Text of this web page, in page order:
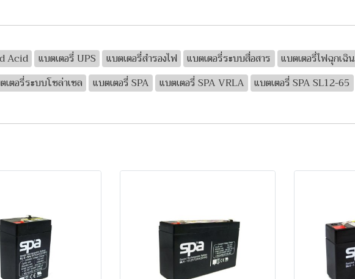
Acid แบตเตอรี่ UPS แบตเตอรี่สำรองไฟ แบตเตอรี่ระบบสื่อสาร
แบตเตอรี่ไฟฉุกเฉิน
เตอรี่ระบบโซล่าเซล แบตเตอรี่ SPA แบตเตอรี่ SPA VRLA แบตเตอรี่ SPA SL12-65